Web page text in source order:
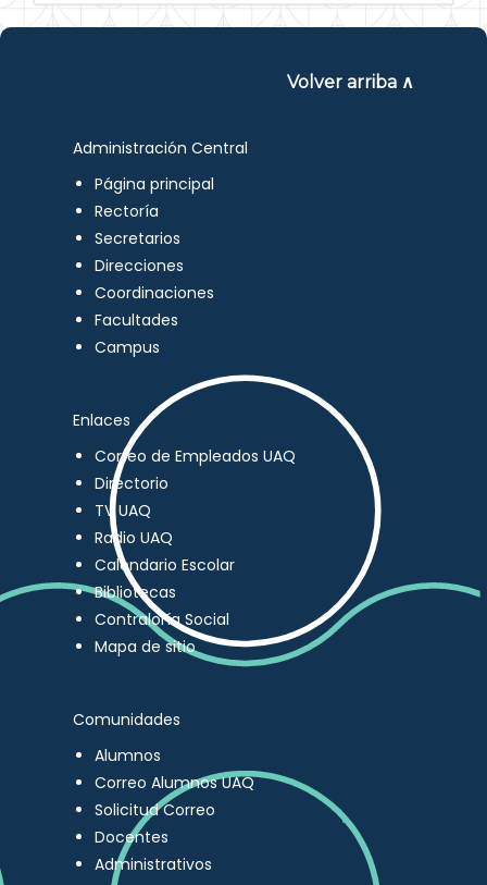
Volver arriba ∧
Administración Central
Página principal
Rectoría
Secretarios
Direcciones
Coordinaciones
Facultades
Campus
Enlaces
Correo de Empleados UAQ
Directorio
TV UAQ
Radio UAQ
Calendario Escolar
Bibliotecas
Contraloría Social
Mapa de sitio
Comunidades
Alumnos
Correo Alumnos UAQ
Solicitud Correo
Docentes
Administrativos